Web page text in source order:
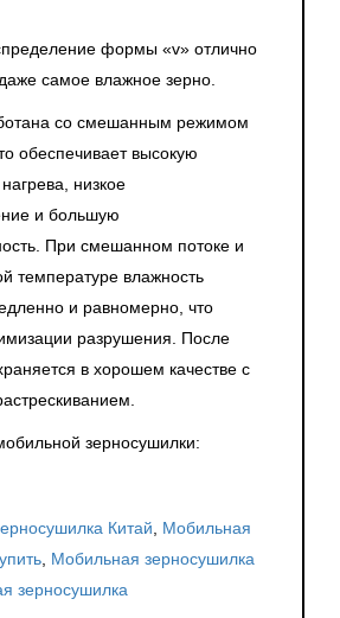
формы «v» отлично
самое влажное зерно.
со смешанным режимом
обеспечивает высокую
низкое
и большую
При смешанном потоке и
температуре влажность
и равномерно, что
разрушения. После
в хорошем качестве с
зерносушилки:
Китай
Мобильная
Мобильная зерносушилка
зерносушилка